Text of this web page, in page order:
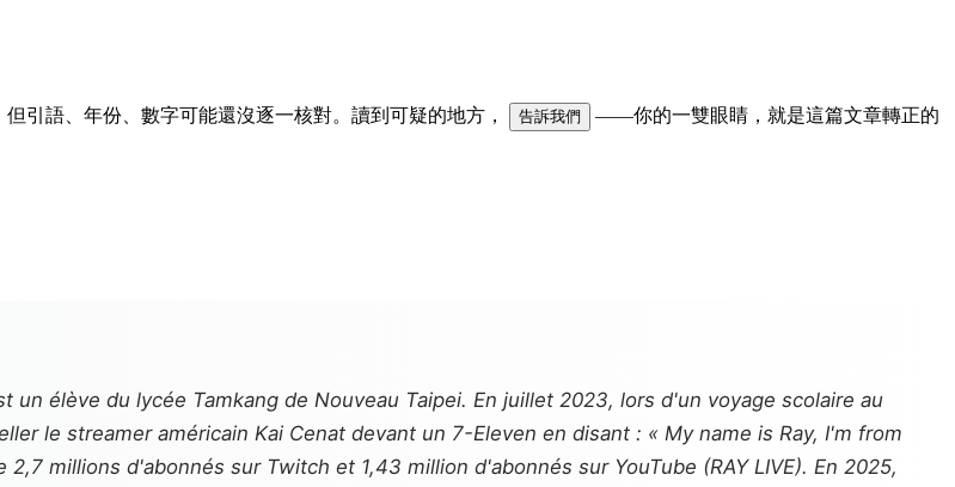
引語、年份、數字可能還沒逐一核對。讀到可疑的地方， 告訴我們
——你的一雙眼睛，就是這篇文章轉正的
un élève du lycée Tamkang de Nouveau Taipei. En juillet 2023, lors d'un voyage scolaire au
le streamer américain Kai Cenat devant un 7-Eleven en disant : « My name is Ray, I'm from
millions d'abonnés sur Twitch et 1,43 million d'abonnés sur YouTube (RAY LIVE). En 2025,